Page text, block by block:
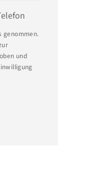
genommen.
und